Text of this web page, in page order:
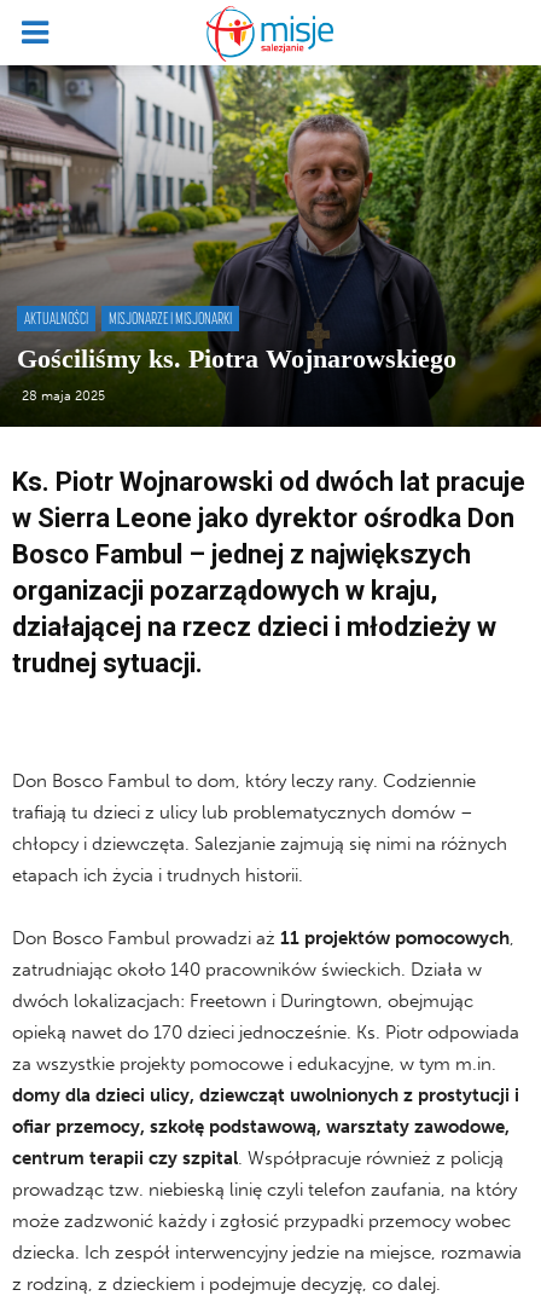
AKTUALNOŚCI MISJONARZE I MISJONARKI
Gościliśmy ks. Piotra Wojnarowskiego
28 maja 2025
Ks. Piotr Wojnarowski od dwóch lat pracuje
w Sierra Leone jako dyrektor ośrodka Don
Bosco Fambul – jednej z największych
organizacji pozarządowych w kraju,
działającej na rzecz dzieci i młodzieży w
trudnej sytuacji.
Don Bosco Fambul to dom, który leczy rany. Codziennie
trafiają tu dzieci z ulicy lub problematycznych domów –
chłopcy i dziewczęta. Salezjanie zajmują się nimi na różnych
etapach ich życia i trudnych historii.
Don Bosco Fambul prowadzi aż 11 projektów pomocowych,
zatrudniając około 140 pracowników świeckich. Działa w
dwóch lokalizacjach: Freetown i Duringtown, obejmując
opieką nawet do 170 dzieci jednocześnie. Ks. Piotr odpowiada
za wszystkie projekty pomocowe i edukacyjne, w tym m.in.
domy dla dzieci ulicy, dziewcząt uwolnionych z prostytucji i
ofiar przemocy, szkołę podstawową, warsztaty zawodowe,
centrum terapii czy szpital. Współpracuje również z policją
prowadząc tzw. niebieską linię czyli telefon zaufania, na który
może zadzwonić każdy i zgłosić przypadki przemocy wobec
dziecka. Ich zespół interwencyjny jedzie na miejsce, rozmawia
z rodziną, z dzieckiem i podejmuje decyzję, co dalej.